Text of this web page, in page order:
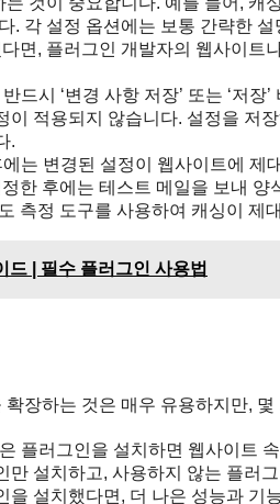
. 각 설정 옵션에는 보통 간략한
면, 플러그인 개발자의 웹사이트
드시 ‘변경 사항 저장’ 또는 ‘저
이 적용되지 않습니다. 설정을 저
.
는 변경된 설정이 웹사이트에 제
한 후에는 테스트 메일을 보내
측정 도구를 사용하여 캐싱이 제
드 | 필수 플러그인 사용법
장하는 것은 매우 유용하지만,
플러그인을 설치하면 웹사이트
만 설치하고, 사용하지 않는 플러
을 설치했다면, 더 나은 성능과 기